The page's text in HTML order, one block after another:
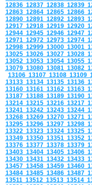
12836 12837 12838 12839
12863 12864 12865 12866
12890 12891 12892 12893
12917 12918 12919 12920
12944 12945 12946 12947
12971 12972 12973 12974
12998 12999 13000 13001
13025 13026 13027 13028
13052 13053 13054 13055
13079 13080 13081 13082
13106 13107 13108 13109
13133 13134 13135 13136
13160 13161 13162 13163
13187 13188 13189 13190
13214 13215 13216 13217
13241 13242 13243 13244
13268 13269 13270 13271
13295 13296 13297 13298
13322 13323 13324 13325
13349 13350 13351 13352
13376 13377 13378 13379
13403 13404 13405 13406
13430 13431 13432 13433
13457 13458 13459 13460
13484 13485 13486 13487
13511 13512 13513 13514